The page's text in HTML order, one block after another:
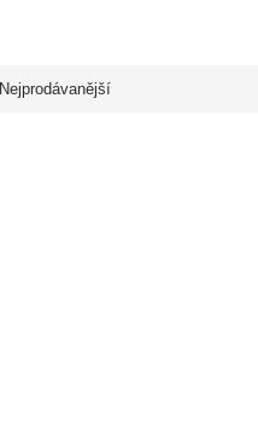
Nejprodávanější